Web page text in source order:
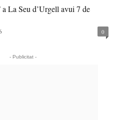
La Seu d’Urgell avui 7 de
0
- Publicitat -